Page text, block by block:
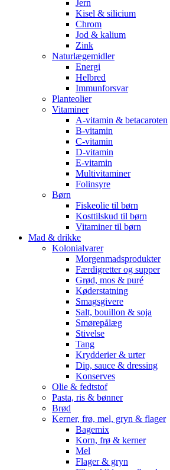
Jern
Kisel & silicium
Chrom
Jod & kalium
Zink
Naturlægemidler
Energi
Helbred
Immunforsvar
Planteolier
Vitaminer
A-vitamin & betacaroten
B-vitamin
C-vitamin
D-vitamin
E-vitamin
Multivitaminer
Folinsyre
Børn
Fiskeolie til børn
Kosttilskud til børn
Vitaminer til børn
Mad & drikke
Kolonialvarer
Morgenmadsprodukter
Færdigretter og supper
Grød, mos & puré
Køderstatning
Smagsgivere
Salt, bouillon & soja
Smørepålæg
Stivelse
Tang
Krydderier & urter
Dip, sauce & dressing
Konserves
Olie & fedtstof
Pasta, ris & bønner
Brød
Kerner, frø, mel, gryn & flager
Bagemix
Korn, frø & kerner
Mel
Flager & gryn